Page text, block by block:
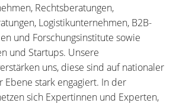
Rechtsberatungen,
Logistikunternehmen, B2B-
und Forschungsinstitute sowie
und Startups. Unsere
uns, diese sind auf nationaler
Ebene stark engagiert. In der
sich Expertinnen und Experten,